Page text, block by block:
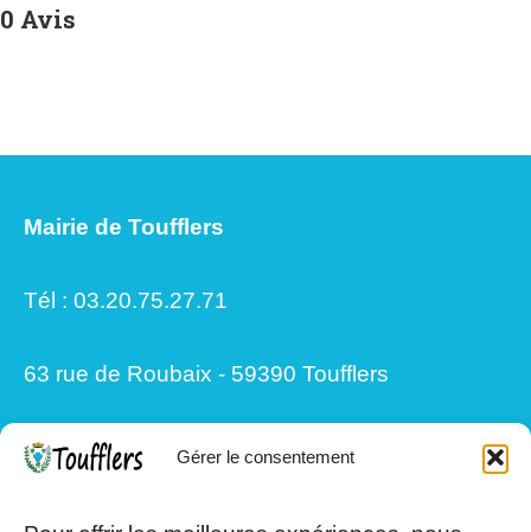
Gérer le consentement
0 Avis
Mairie de Toufflers
Tél : 03.20.75.27.71
63 rue de Roubaix - 59390 Toufflers